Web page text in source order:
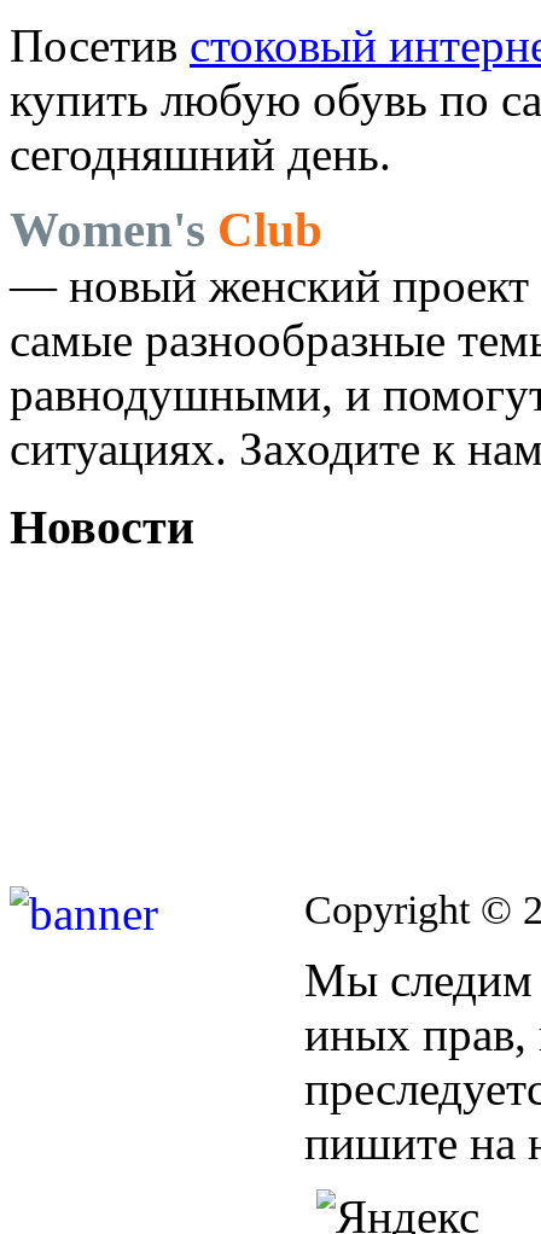
Посетив стоковый
купить любую обувь по
сегодняшний день.
Women's Club
— новый женский проект
самые разнообразные
равнодушными, и
ситуациях. Заходите к
Новости
Copyright ©
Мы следим
иных прав,
пишите на